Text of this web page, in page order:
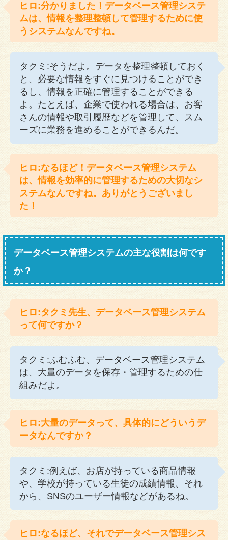
ヒロ:分かりました！データベース管理システ
ムは、情報を整理整頓して管理するために使
うシステムなんですね。
タクミ:そうだよ。データを整理整頓しておく
と、必要な情報をすぐに見つけることができ
るし、情報を正確に管理することができる
よ。たとえば、企業で使われる場合は、お客
さんの情報や取引履歴などを管理して、スム
ーズに業務を進めることができるんだ。
ヒロ:なるほど！データベース管理システム
は、情報を効率的に管理するための大切なシ
ステムなんですね。ありがとうございまし
た！
データベース管理システムの主な役割は何です
か？
ヒロ:タクミ先生、データベース管理システム
って何ですか？
タクミ:ふむふむ、データベース管理システム
は、大量のデータを保存・管理するための仕
組みだよ。
ヒロ:大量のデータって、具体的にどういうデ
ータなんですか？
タクミ:例えば、お店が持っている商品情報
や、学校が持っている生徒の成績情報、それ
から、SNSのユーザー情報などがあるね。
ヒロ:なるほど、それでデータベース管理シス